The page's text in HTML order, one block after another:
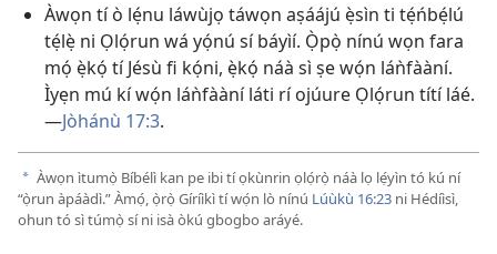
Àwọn tí ò lẹ́nu láwùjọ táwọn aṣáájú ẹ̀sìn ti tẹ́ńbẹ́lú
tẹ́lẹ̀ ni Ọlọ́run wá yọ́nú sí báyìí. Ọ̀pọ̀ nínú wọn fara
mọ́ ẹ̀kọ́ tí Jésù fi kọ́ni, ẹ̀kọ́ náà sì ṣe wọ́n láǹfààní.
Ìyẹn mú kí wọ́n láǹfààní láti rí ojúure Ọlọ́run títí láé.​
—Jòhánù 17:3.
a Àwọn ìtumọ̀ Bíbélì kan pe ibi tí ọkùnrin ọlọ́rọ̀ náà lọ lẹ́yìn tó kú ní
“ọ̀run àpáàdì.” Àmọ́, ọ̀rọ̀ Gíríìkì tí wọ́n lò nínú Lúùkù 16:23 ni Hédíìsì,
ohun tó sì túmọ̀ sí ni isà òkú gbogbo aráyé.